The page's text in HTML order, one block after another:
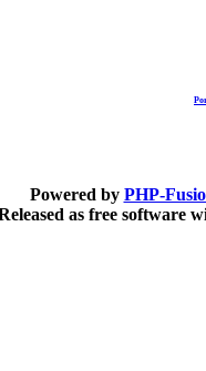
Powered by PHP-
as free software